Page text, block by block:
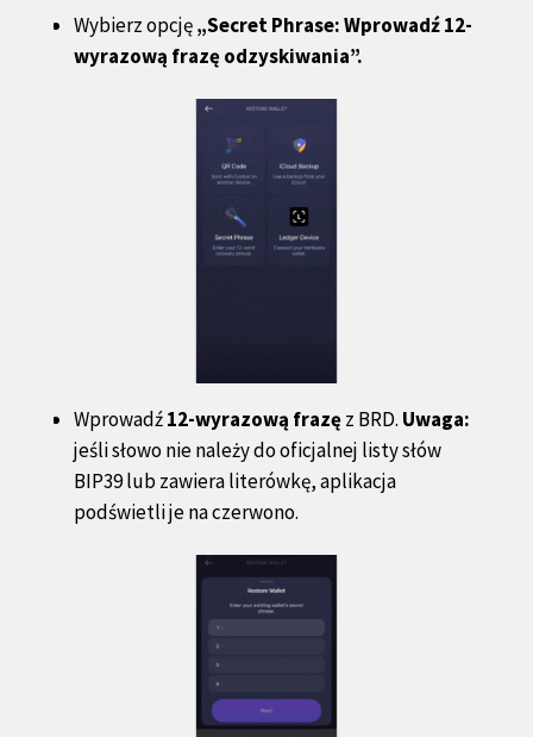
Wybierz opcję„Secret Phrase: Wprowadź 12-
wyrazową frazę odzyskiwania”.
Wprowadź12-wyrazową frazęz BRD. Uwaga:
jeśli słowo nie należy do oficjalnej listy słów
BIP39 lub zawiera literówkę, aplikacja
podświetli je na czerwono.